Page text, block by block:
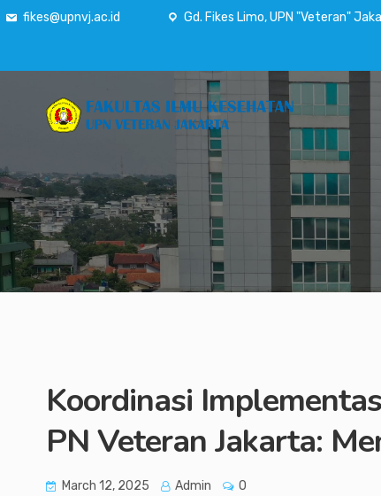
fikes@upnvj.ac.id Gd. Fikes Limo, UPN "Veteran"
Koordinasi
PN Veteran Jakarta:
March 12, 2025 Admin 0